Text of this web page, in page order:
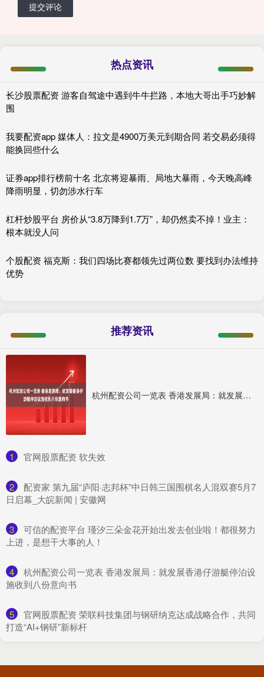
提交评论
热点资讯
长沙股票配资 游客自驾途中遇到牛牛拦路，本地大哥出手巧妙解
围
我要配资app 媒体人：拉文是4900万美元到期合同 若交易必须得
能换回些什么
证券app排行榜前十名 北京将迎暴雨、局地大暴雨，今天晚高峰
降雨明显，切勿涉水行车
杠杆炒股平台 房价从“3.8万降到1.7万”，却仍然卖不掉！业主：
根本就没人问
个股配资 福克斯：我们四场比赛都领先过两位数 要找到办法维持
优势
推荐资讯
杭州配资公司一览表 香港发展局：就发展香港仔游艇停泊设施收到八份意向书
1 ​官网股票配资 软失效
2
​配资家 第九届“庐阳·志邦杯”中日韩三国围棋名人混双赛5月7
日启幕_大皖新闻 | 安徽网
3
​可信的配资平台 瑾汐三朵金花开始出发去创业啦！都很努力
上进，是想干大事的人！
4
​杭州配资公司一览表 香港发展局：就发展香港仔游艇停泊设
施收到八份意向书
5
​官网股票配资 荣联科技集团与钢研纳克达成战略合作，共同
打造“AI+钢研”新标杆